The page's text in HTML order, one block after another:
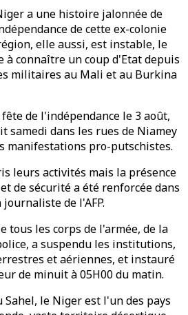
a une histoire jalonnée de
de cette ex-colonie
elle aussi, est instable, le
à connaître un coup d'Etat depuis
militaires au Mali et au Burkina
de l'indépendance le 3 août,
samedi dans les rues de Niamey
manifestations pro-putschistes.
leurs activités mais la présence
de sécurité a été renforcée dans
de l'AFP.
tous les corps de l'armée, de la
a suspendu les institutions,
et aériennes, et instauré
de minuit à 05H00 du matin.
le Niger est l'un des pays